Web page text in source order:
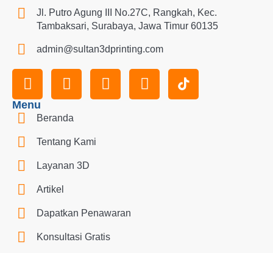
Jl. Putro Agung III No.27C, Rangkah, Kec.
Tambaksari, Surabaya, Jawa Timur 60135
admin@sultan3dprinting.com
Menu
Beranda
Tentang Kami
Layanan 3D
Artikel
Dapatkan Penawaran
Konsultasi Gratis